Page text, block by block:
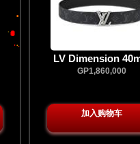
LV Dimension
Reversible Belt
GP1,860,000
加入购物车